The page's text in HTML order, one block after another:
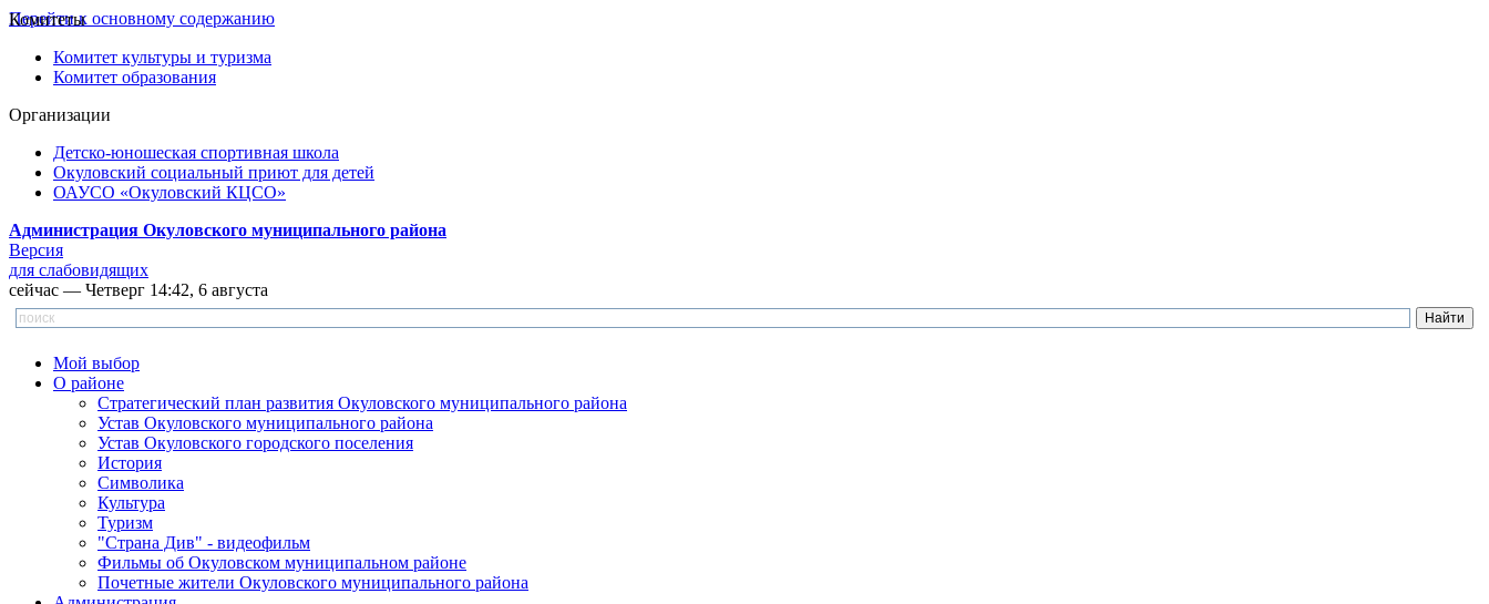
Перейти к основному содержанию
Комитеты
Комитет культуры и туризма
Комитет образования
Организации
Детско-юношеская спортивная школа
Окуловский социальный приют для детей
ОАУСО «Окуловский КЦСО»
Администрация Окуловского муниципального района
Версия
для слабовидящих
сейчас — Четверг 14:42, 6 августа
Мой выбор
О районе
Стратегический план развития Окуловского муниципального района
Устав Окуловского муниципального района
Устав Окуловского городского поселения
История
Символика
Культура
Туризм
"Страна Див" - видеофильм
Фильмы об Окуловском муниципальном районе
Почетные жители Окуловского муниципального района